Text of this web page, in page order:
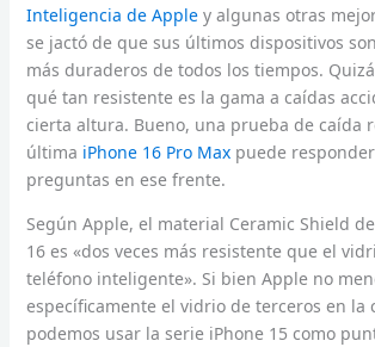
Inteligencia de Appley algunas otras
se jactó de que sus últimos dispositivos
más duraderos de todos los tiempos.
qué tan resistente es la gama a caídas
cierta altura. Bueno, una prueba de caída
última iPhone 16 Pro Maxpuede
preguntas en ese frente.
Según Apple, el material Ceramic Shield
16 es «dos veces más resistente que el
teléfono inteligente». Si bien Apple no
específicamente el vidrio de terceros en la
podemos usar la serie iPhone 15 como